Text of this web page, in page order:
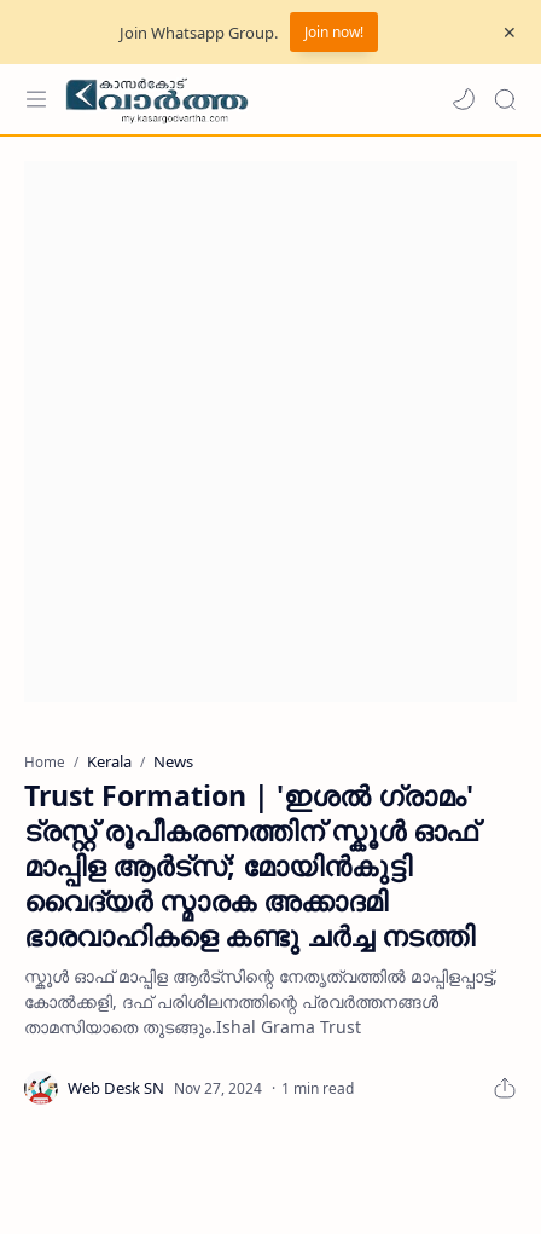
Join Whatsapp Group. Join now!
Home Kerala News
Trust Formation | 'ഇശൽ ഗ്രാമം'
ട്രസ്റ്റ് രൂപീകരണത്തിന് സ്കൂൾ ഓഫ്
മാപ്പിള ആർട്സ്; മോയിൻകുട്ടി
വൈദ്യർ സ്മാരക അക്കാദമി
ഭാരവാഹികളെ കണ്ടു ചർച്ച നടത്തി
സ്കൂൾ ഓഫ് മാപ്പിള ആർട്സിന്റെ നേതൃത്വത്തിൽ മാപ്പിളപ്പാട്ട്,
കോൽക്കളി, ദഫ് പരിശീലനത്തിന്റെ പ്രവർത്തനങ്ങൾ
താമസിയാതെ തുടങ്ങും.Ishal Grama Trust
1 min read